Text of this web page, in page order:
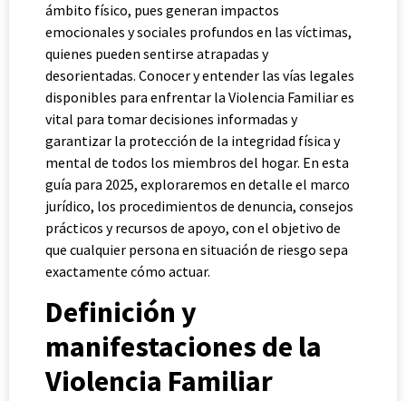
ámbito físico, pues generan impactos
emocionales y sociales profundos en las víctimas,
quienes pueden sentirse atrapadas y
desorientadas. Conocer y entender las vías legales
disponibles para enfrentar la Violencia Familiar es
vital para tomar decisiones informadas y
garantizar la protección de la integridad física y
mental de todos los miembros del hogar. En esta
guía para 2025, exploraremos en detalle el marco
jurídico, los procedimientos de denuncia, consejos
prácticos y recursos de apoyo, con el objetivo de
que cualquier persona en situación de riesgo sepa
exactamente cómo actuar.
Definición y
manifestaciones de la
Violencia Familiar